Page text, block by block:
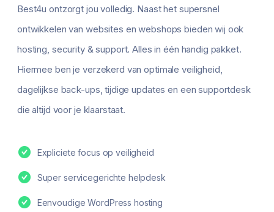
Best4u ontzorgt jou volledig. Naast het supersnel
ontwikkelen van websites en webshops bieden wij ook
hosting, security & support. Alles in één handig pakket.
Hiermee ben je verzekerd van optimale veiligheid,
dagelijkse back-ups, tijdige updates en een supportdesk
die altijd voor je klaarstaat.
Expliciete focus op veiligheid
Super servicegerichte helpdesk
Eenvoudige WordPress hosting